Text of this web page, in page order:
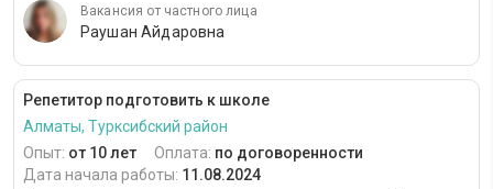
Вакансия от частного лица
Раушан Айдаровна
Репетитор подготовить к школе
Алматы, Турксибский район
Опыт: от 10 лет Оплата: по договоренности
Дата начала работы: 11.08.2024